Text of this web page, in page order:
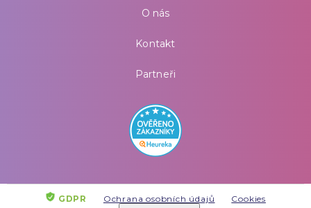
O nás
Kontakt
Partneři
GDPR Ochrana osobních údajů
Cookies